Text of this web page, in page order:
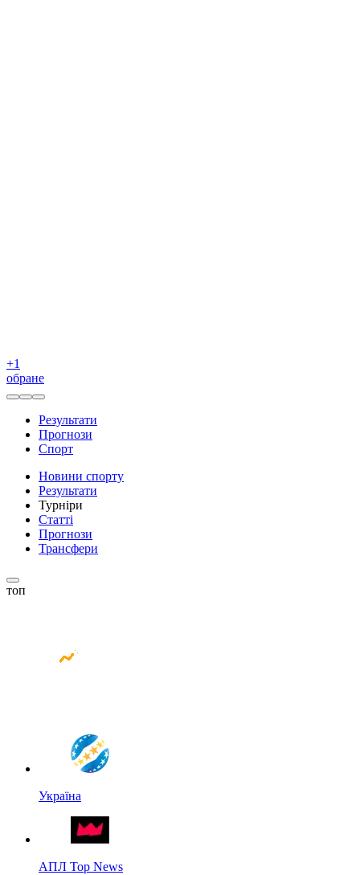
+1
обране
Результати
Прогнози
Спорт
Новини спорту
Результати
Турніри
Статті
Прогнози
Трансфери
топ
Україна
АПЛ Top News